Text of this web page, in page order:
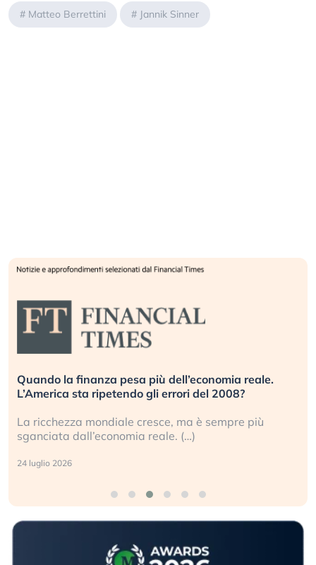
# Matteo Berrettini # Jannik Sinner
Russia e Cina pronti a spegnere Starlink. Gli
investitori stanno sottovalutando il rischio?
Gli investitori tech continuano a ignorare il rischio
geopolitico: il (…)
17 luglio 2026